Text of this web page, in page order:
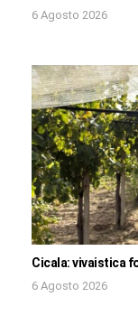
6 Agosto 2026
Cicala: vivaistica
6 Agosto 2026